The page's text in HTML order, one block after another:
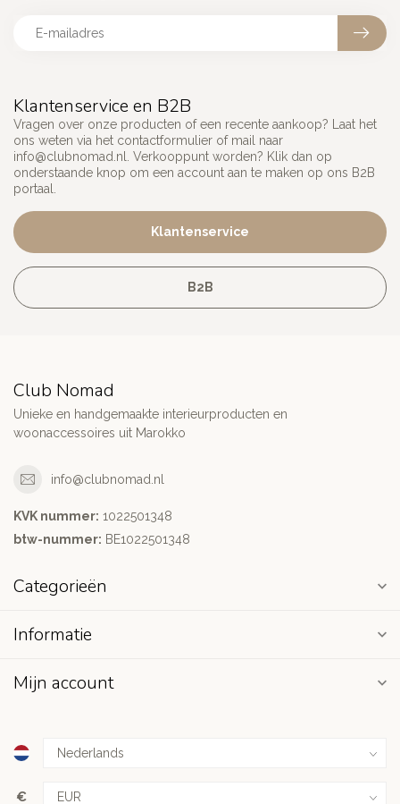
Klantenservice en B2B
Vragen over onze producten of een recente aankoop? Laat het
ons weten via het contactformulier of mail naar
info@clubnomad.nl . Verkooppunt worden? Klik dan op
onderstaande knop om een account aan te maken op ons B2B
portaal.
Klantenservice
B2B
Club Nomad
Unieke en handgemaakte interieurproducten en
woonaccessoires uit Marokko
info@clubnomad.nl
KVK nummer: 1022501348
btw-nummer: BE1022501348
Categorieën
Informatie
Mijn account
€